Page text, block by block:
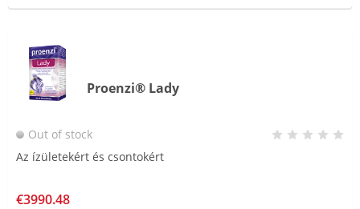
Proenzi® Lady
Out of stock
Az ízületekért és csontokért
€3990.48